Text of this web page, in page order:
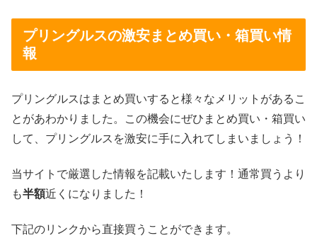
プリングルスの激安まとめ買い・箱買い情
報
プリングルスはまとめ買いすると様々なメリットがあるこ
とがあわかりました。この機会にぜひまとめ買い・箱買い
して、プリングルスを激安に手に入れてしまいましょう！
当サイトで厳選した情報を記載いたします！通常買うより
も半額近くになりました！
下記のリンクから直接買うことができます。